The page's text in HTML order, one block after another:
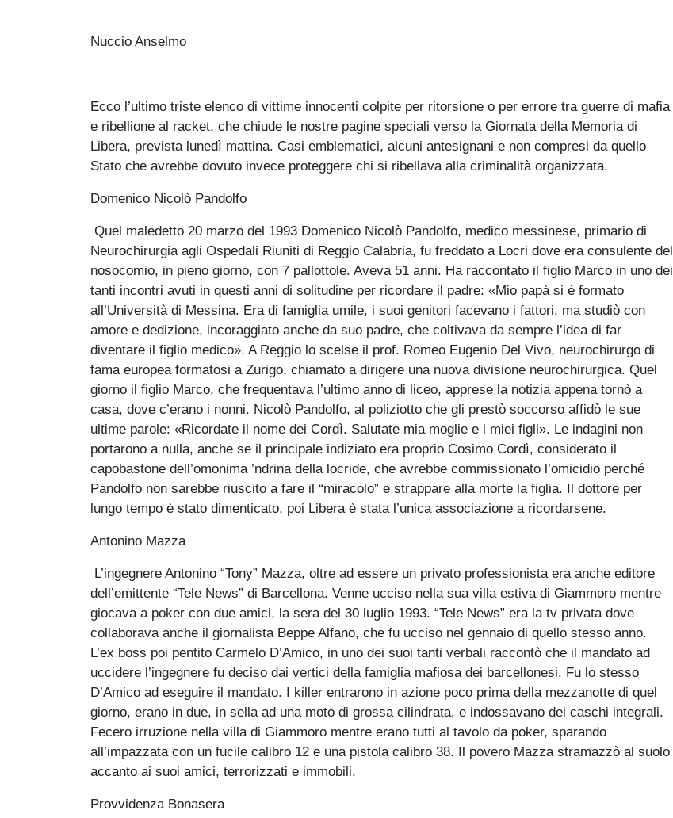
Nuccio Anselmo
Ecco l’ultimo triste elenco di vittime innocenti colpite per ritorsione o per errore tra guerre di mafia
e ribellione al racket, che chiude le nostre pagine speciali verso la Giornata della Memoria di
Libera, prevista lunedì mattina. Casi emblematici, alcuni antesignani e non compresi da quello
Stato che avrebbe dovuto invece proteggere chi si ribellava alla criminalità organizzata.
Domenico Nicolò Pandolfo
Quel maledetto 20 marzo del 1993 Domenico Nicolò Pandolfo, medico messinese, primario di
Neurochirurgia agli Ospedali Riuniti di Reggio Calabria, fu freddato a Locri dove era consulente del
nosocomio, in pieno giorno, con 7 pallottole. Aveva 51 anni. Ha raccontato il figlio Marco in uno dei
tanti incontri avuti in questi anni di solitudine per ricordare il padre: «Mio papà si è formato
all’Università di Messina. Era di famiglia umile, i suoi genitori facevano i fattori, ma studiò con
amore e dedizione, incoraggiato anche da suo padre, che coltivava da sempre l’idea di far
diventare il figlio medico». A Reggio lo scelse il prof. Romeo Eugenio Del Vivo, neurochirurgo di
fama europea formatosi a Zurigo, chiamato a dirigere una nuova divisione neurochirurgica. Quel
giorno il figlio Marco, che frequentava l’ultimo anno di liceo, apprese la notizia appena tornò a
casa, dove c’erano i nonni. Nicolò Pandolfo, al poliziotto che gli prestò soccorso affidò le sue
ultime parole: «Ricordate il nome dei Cordì. Salutate mia moglie e i miei figli». Le indagini non
portarono a nulla, anche se il principale indiziato era proprio Cosimo Cordì, considerato il
capobastone dell’omonima ’ndrina della locride, che avrebbe commissionato l’omicidio perché
Pandolfo non sarebbe riuscito a fare il “miracolo” e strappare alla morte la figlia. Il dottore per
lungo tempo è stato dimenticato, poi Libera è stata l’unica associazione a ricordarsene.
Antonino Mazza
L’ingegnere Antonino “Tony” Mazza, oltre ad essere un privato professionista era anche editore
dell’emittente “Tele News” di Barcellona. Venne ucciso nella sua villa estiva di Giammoro mentre
giocava a poker con due amici, la sera del 30 luglio 1993. “Tele News” era la tv privata dove
collaborava anche il giornalista Beppe Alfano, che fu ucciso nel gennaio di quello stesso anno.
L’ex boss poi pentito Carmelo D’Amico, in uno dei suoi tanti verbali raccontò che il mandato ad
uccidere l’ingegnere fu deciso dai vertici della famiglia mafiosa dei barcellonesi. Fu lo stesso
D’Amico ad eseguire il mandato. I killer entrarono in azione poco prima della mezzanotte di quel
giorno, erano in due, in sella ad una moto di grossa cilindrata, e indossavano dei caschi integrali.
Fecero irruzione nella villa di Giammoro mentre erano tutti al tavolo da poker, sparando
all’impazzata con un fucile calibro 12 e una pistola calibro 38. Il povero Mazza stramazzò al suolo
accanto ai suoi amici, terrorizzati e immobili.
Provvidenza Bonasera